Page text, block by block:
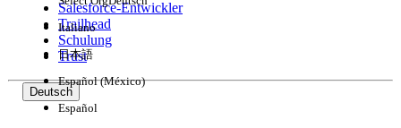
Erfahrung
Salesforce-Entwickler
Trailhead
Schulung
Trust
Deutsch
Italiano
日本語
Español (México)
Español